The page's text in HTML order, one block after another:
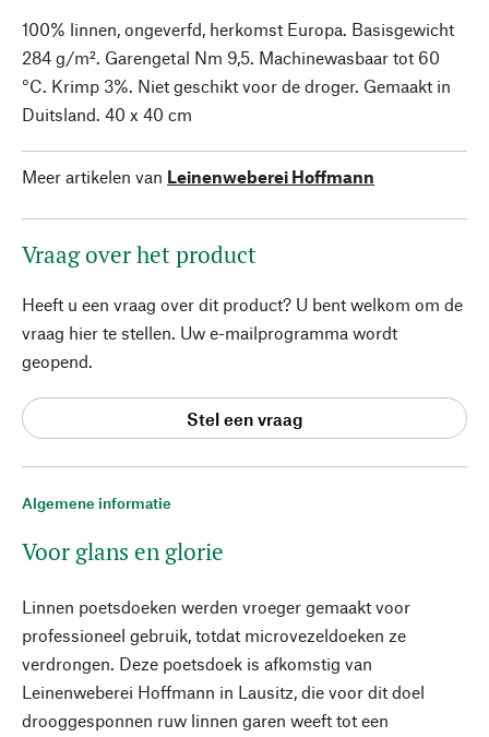
Algemene informatie
Voor glans en glorie
Linnen poetsdoeken werden vroeger gemaakt voor
professioneel gebruik, totdat microvezeldoeken ze
verdrongen. Deze poetsdoek is afkomstig van
Leinenweberei Hoffmann in Lausitz, die voor dit doel
drooggesponnen ruw linnen garen weeft tot een
100% linnen, ongeverfd, herkomst Europa. Basisgewicht
284 g/m². Garengetal Nm 9,5. Machinewasbaar tot 60
°C. Krimp 3%. Niet geschikt voor de droger. Gemaakt in
Duitsland. 40 x 40 cm
Meer artikelen van Leinenweberei Hoffmann
Vraag over het product
Heeft u een vraag over dit product? U bent welkom om de
vraag hier te stellen. Uw e-mailprogramma wordt
geopend.
Stel een vraag